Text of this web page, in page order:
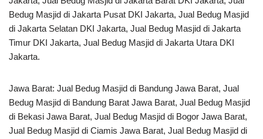
Bedug Masjid di Jakarta Pusat DKI Jakarta, Jual Bedug Masjid
di Jakarta Selatan DKI Jakarta, Jual Bedug Masjid di Jakarta
Timur DKI Jakarta, Jual Bedug Masjid di Jakarta Utara DKI
Jakarta.
Jawa Barat: Jual Bedug Masjid di Bandung Jawa Barat, Jual
Bedug Masjid di Bandung Barat Jawa Barat, Jual Bedug Masjid
di Bekasi Jawa Barat, Jual Bedug Masjid di Bogor Jawa Barat,
Jual Bedug Masjid di Ciamis Jawa Barat, Jual Bedug Masjid di